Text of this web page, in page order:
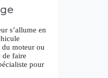
s’allume en
moteur ou
de faire
pour